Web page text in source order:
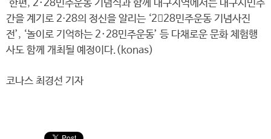
한편, 2·28민주운동 기념식과 함께 대구지역에서는 대구시민주
간을 계기로 2⋅28의 정신을 알리는 ‘228민주운동 기념사진
전’, ‘놀이로 기억하는 2·28민주운동’ 등 다채로운 문화 체험행
사도 함께 개최될 예정이다.(konas)
코나스 최경선 기자